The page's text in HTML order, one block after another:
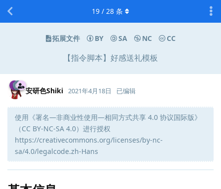
拓展文件 BY SA NC CC
【指令脚本】好感送礼模板
19 / 28 条
安研色Shiki 2021年4月18日 已编辑
使用《署名—非商业性使用—相同方式共享 4.0 协议国际版》
（CC BY-NC-SA 4.0）进行授权
https://creativecommons.org/licenses/by-nc-
sa/4.0/legalcode.zh-Hans